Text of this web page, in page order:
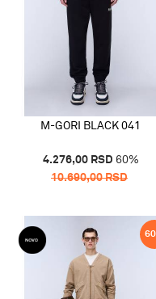
M-GORI BLACK 041
4.276,00 RSD 60%
10.690,00RSD
60